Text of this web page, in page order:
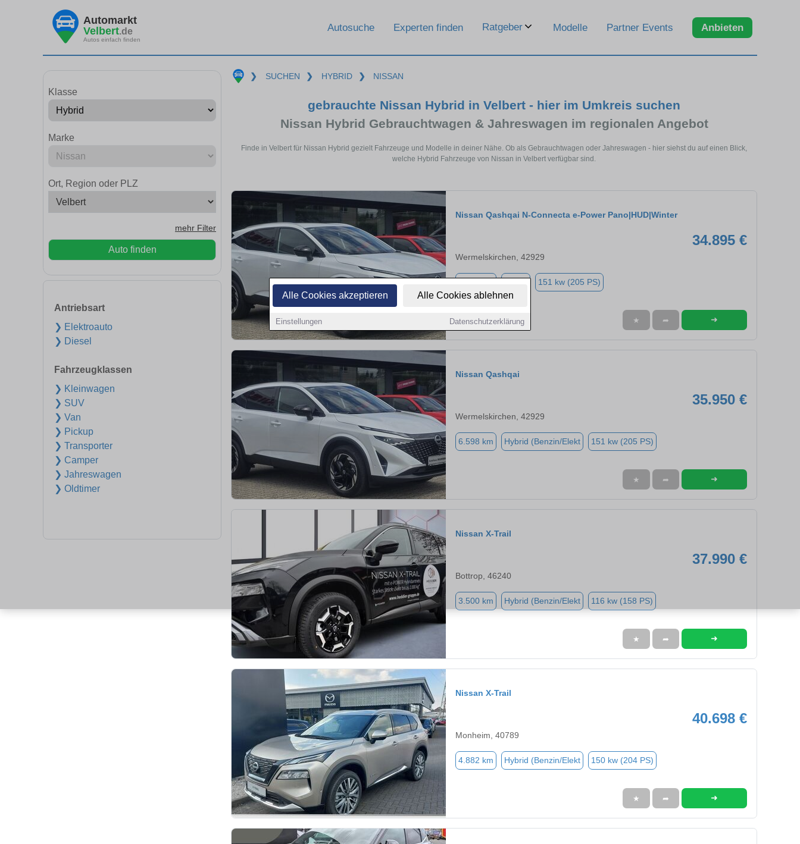
Alle Cookies akzeptieren Alle Cookies ablehnen
Einstellungen Datenschutzerklärung
Automarkt
Velbert.de
Autos einfach finden
Autosuche Experten finden Ratgeber Modelle Partner Events Anbieten
Klasse
Marke
Ort, Region oder PLZ
mehr Filter
Auto finden
Antriebsart
❯ Elektroauto
❯ Diesel
Fahrzeugklassen
❯ Kleinwagen
❯ SUV
❯ Van
❯ Pickup
❯ Transporter
❯ Camper
❯ Jahreswagen
❯ Oldtimer
❯ SUCHEN ❯ HYBRID ❯ NISSAN
gebrauchte Nissan Hybrid in Velbert - hier im Umkreis suchen
Nissan Hybrid Gebrauchtwagen & Jahreswagen im regionalen Angebot
Finde in Velbert für Nissan Hybrid gezielt Fahrzeuge und Modelle in deiner Nähe. Ob als Gebrauchtwagen oder Jahreswagen - hier siehst du auf einen Blick,
welche Hybrid Fahrzeuge von Nissan in Velbert verfügbar sind.
Nissan Qashqai N-Connecta e-Power Pano|HUD|Winter
34.895 €
Wermelskirchen, 42929
151 kw (205 PS)
★ ➦ ➜
Nissan Qashqai
35.950 €
Wermelskirchen, 42929
6.598 km Hybrid (Benzin/Elekt 151 kw (205 PS)
★ ➦ ➜
Nissan X-Trail
37.990 €
Bottrop, 46240
3.500 km Hybrid (Benzin/Elekt 116 kw (158 PS)
★ ➦ ➜
Nissan X-Trail
40.698 €
Monheim, 40789
4.882 km Hybrid (Benzin/Elekt 150 kw (204 PS)
★ ➦ ➜